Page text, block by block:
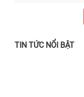
TIN TỨC NỔI BẬT